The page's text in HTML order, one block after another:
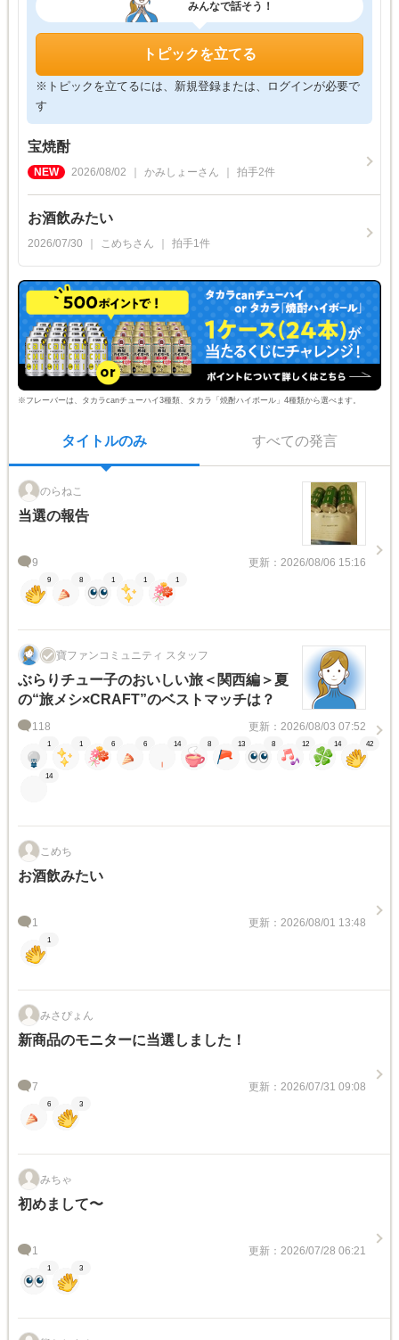
みんなで話そう！
トピックを立てる
※トピックを立てるには、新規登録または、ログインが必要で
す
宝焼酎
2026/08/02 かみしょーさん 拍手2件
お酒飲みたい
2026/07/30 こめちさん 拍手1件
※フレーバーは、タカラcanチューハイ3種類、タカラ「焼酎ハイボール」4種類から選べます。
タイトルのみ すべての発言
のらねこ
当選の報告
9 更新：2026/08/06 15:16
9 8 1 1 1
寶ファンコミュニティ スタッフ
ぶらりチュー子のおいしい旅＜関西編＞夏
の“旅メシ×CRAFT”のベストマッチは？
118 更新：2026/08/03 07:52
1 1 6 6 14 8 13 8 12 14 42
14
こめち
お酒飲みたい
1 更新：2026/08/01 13:48
1
みさぴょん
新商品のモニターに当選しました！
7 更新：2026/07/31 09:08
6 3
みちゃ
初めまして〜
1 更新：2026/07/28 06:21
1 3